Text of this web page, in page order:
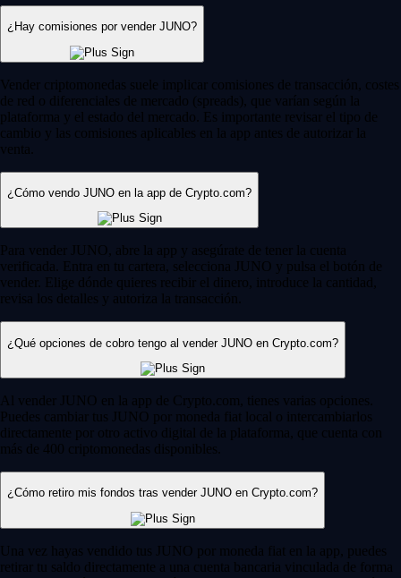
¿Hay comisiones por vender JUNO?
Vender criptomonedas suele implicar comisiones de transacción, costes
de red o diferenciales de mercado (spreads), que varían según la
plataforma y el estado del mercado. Es importante revisar el tipo de
cambio y las comisiones aplicables en la app antes de autorizar la
venta.
¿Cómo vendo JUNO en la app de Crypto.com?
Para vender JUNO, abre la app y asegúrate de tener la cuenta
verificada. Entra en tu cartera, selecciona JUNO y pulsa el botón de
vender. Elige dónde quieres recibir el dinero, introduce la cantidad,
revisa los detalles y autoriza la transacción.
¿Qué opciones de cobro tengo al vender JUNO en Crypto.com?
Al vender JUNO en la app de Crypto.com, tienes varias opciones.
Puedes cambiar tus JUNO por moneda fiat local o intercambiarlos
directamente por otro activo digital de la plataforma, que cuenta con
más de 400 criptomonedas disponibles.
¿Cómo retiro mis fondos tras vender JUNO en Crypto.com?
Una vez hayas vendido tus JUNO por moneda fiat en la app, puedes
retirar tu saldo directamente a una cuenta bancaria vinculada de forma